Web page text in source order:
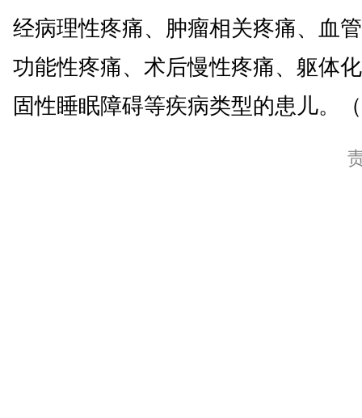
经病理性疼痛、肿瘤相关疼痛、血
功能性疼痛、术后慢性疼痛、躯体
固性睡眠障碍等疾病类型的患儿。